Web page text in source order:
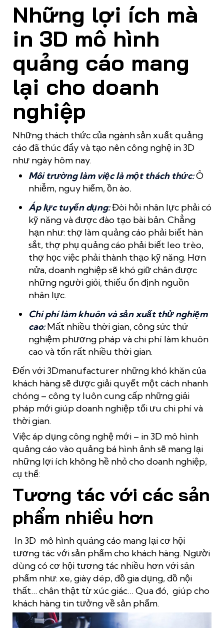
Những lợi ích mà
in 3D mô hình
quảng cáo mang
lại cho doanh
nghiệp
Những thách thức của ngành sản xuất quảng
cáo đã thúc đẩy và tạo nên công nghệ in 3D
như ngày hôm nay.
Môi trường làm việc là một thách thức:Ô
nhiễm, nguy hiểm, ồn ào.
Áp lực tuyển dụng:Đòi hỏi nhân lực phải có
kỹ năng và được đào tạo bài bản. Chẳng
hạn như: thợ làm quảng cáo phải biết hàn
sắt, thợ phụ quảng cáo phải biết leo trèo,
thợ học việc phải thành thạo kỹ năng. Hơn
nửa, doanh nghiệp sẽ khó giữ chân được
những người giỏi, thiếu ổn định nguồn
nhân lực.
Chi phí làm khuôn và sản xuất thử nghiệm
cao:Mất nhiều thời gian, công sức thử
nghiệm phương pháp và chi phí làm khuôn
cao và tốn rất nhiều thời gian.
Đến với 3Dmanufacturer những khó khăn của
khách hàng sẽ được giải quyết một cách nhanh
chóng – công ty luôn cung cấp những giải
pháp mới giúp doanh nghiệp tối ưu chi phí và
thời gian.
Việc áp dụng công nghệ mới – in 3D mô hình
quảng cáo vào quảng bá hình ảnh sẽ mang lại
những lợi ích không hề nhỏ cho doanh nghiệp,
cụ thể:
Tương tác với các sản
phẩm nhiều hơn
In 3D mô hình quảng cáo mang lại cơ hội
tương tác với sản phẩm cho khách hàng. Người
dùng có cơ hội tương tác nhiều hơn với sản
phẩm như: xe, giày dép, đồ gia dụng, đồ nội
thất… chân thật từ xúc giác… Qua đó, giúp cho
khách hàng tin tưởng về sản phẩm.